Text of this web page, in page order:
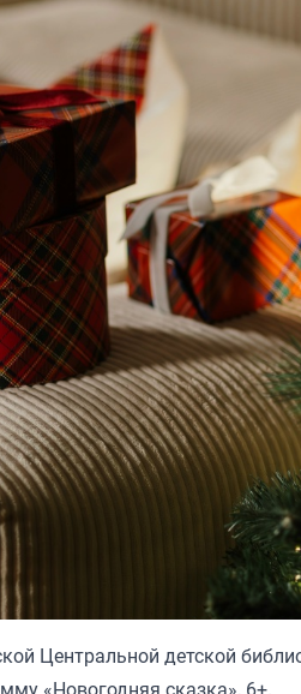
Центральной детской